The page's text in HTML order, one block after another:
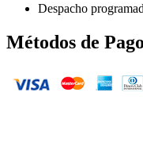
Despacho
Métodos de Pago